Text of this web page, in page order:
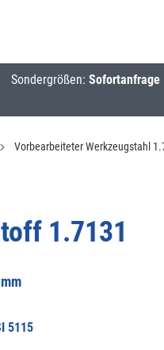
Sondergrößen:Sofortanfrage
Vorbearbeiteter Werkzeugstahl
1.7131
5115